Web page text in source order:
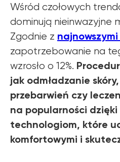
Wśród czołowych
dominują nieinwazyjne
Zgodnie z
zapotrzebowanie na
wzrosło o 12%.
jak odmładzanie
przebarwień czy
na popularności dzięki
technologiom, które
komfortowymi i